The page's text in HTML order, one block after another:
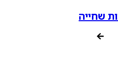
שחייה